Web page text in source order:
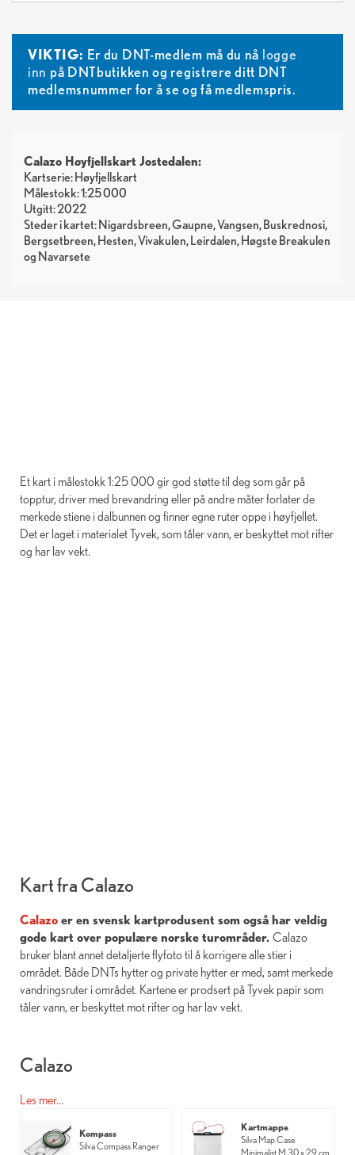
VIKTIG: Er du DNT-medlem må du nå logge
inn på DNTbutikken og registrere ditt DNT
medlemsnummer for å se og få medlemspris.
Calazo Høyfjellskart Jostedalen:
Kartserie: Høyfjellskart
Målestokk: 1:25 000
Utgitt: 2022
Steder i kartet: Nigardsbreen, Gaupne, Vangsen, Buskrednosi,
Bergsetbreen, Hesten, Vivakulen, Leirdalen, Høgste Breakulen
og Navarsete
Et kart i målestokk 1:25 000 gir god støtte til deg som går på
topptur, driver med brevandring eller på andre måter forlater de
merkede stiene i dalbunnen og finner egne ­ruter oppe i høyfjellet.
Det er laget i materialet Tyvek, som tåler vann, er beskyttet mot rifter
og har lav vekt.
Kart fra Calazo
Calazo er en svensk kartprodusent som også har veldig
gode kart over populære norske turområder. Calazo
bruker blant annet detaljerte flyfoto til å korrigere alle stier i
området. Både DNTs hytter og private hytter er med, samt merkede
vandringsruter i området. Kartene er prodsert på Tyvek papir som
tåler vann, er beskyttet mot rifter og har lav vekt.
Calazo
Norske Turistforening (DNT) samarbeider med. Kartene
kombinerer moderne teknologi med kunnskap fra lokale turlag og
Les mer...
Kompass
Silva Compass Ranger
Kartmappe
Silva Map Case
Minimalist M 30 x 29 cm